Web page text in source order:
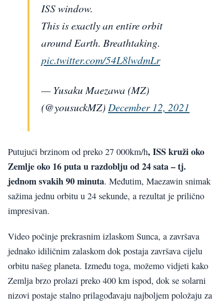
ISS window.
This is exactly an entire orbit
around Earth. Breathtaking.
pic.twitter.com/54L8lwdmLr
— Yusaku Maezawa (MZ)
(@yousuckMZ) December 12, 2021
Putujući brzinom od preko 27 000km/h, ISS kruži oko
Zemlje oko 16 puta u razdoblju od 24 sata – tj.
jednom svakih 90 minuta. Međutim, Maezawin snimak
sažima jednu orbitu u 24 sekunde, a rezultat je prilično
impresivan.
Video počinje prekrasnim izlaskom Sunca, a završava
jednako idiličnim zalaskom dok postaja završava cijelu
orbitu našeg planeta. Između toga, možemo vidjeti kako
Zemlja brzo prolazi preko 400 km ispod, dok se solarni
nizovi postaje stalno prilagođavaju najboljem položaju za